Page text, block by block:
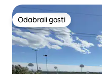
Odabrali gosti
Odabrali gosti